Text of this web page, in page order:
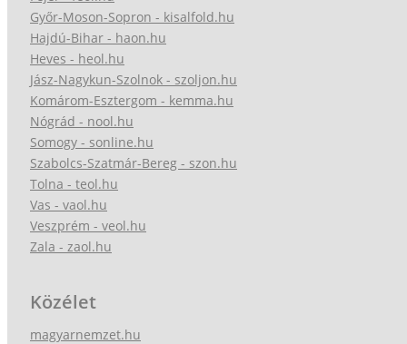
Győr-Moson-Sopron - kisalfold.hu
Hajdú-Bihar - haon.hu
Heves - heol.hu
Jász-Nagykun-Szolnok - szoljon.hu
Komárom-Esztergom - kemma.hu
Nógrád - nool.hu
Somogy - sonline.hu
Szabolcs-Szatmár-Bereg - szon.hu
Tolna - teol.hu
Vas - vaol.hu
Veszprém - veol.hu
Zala - zaol.hu
Közélet
magyarnemzet.hu